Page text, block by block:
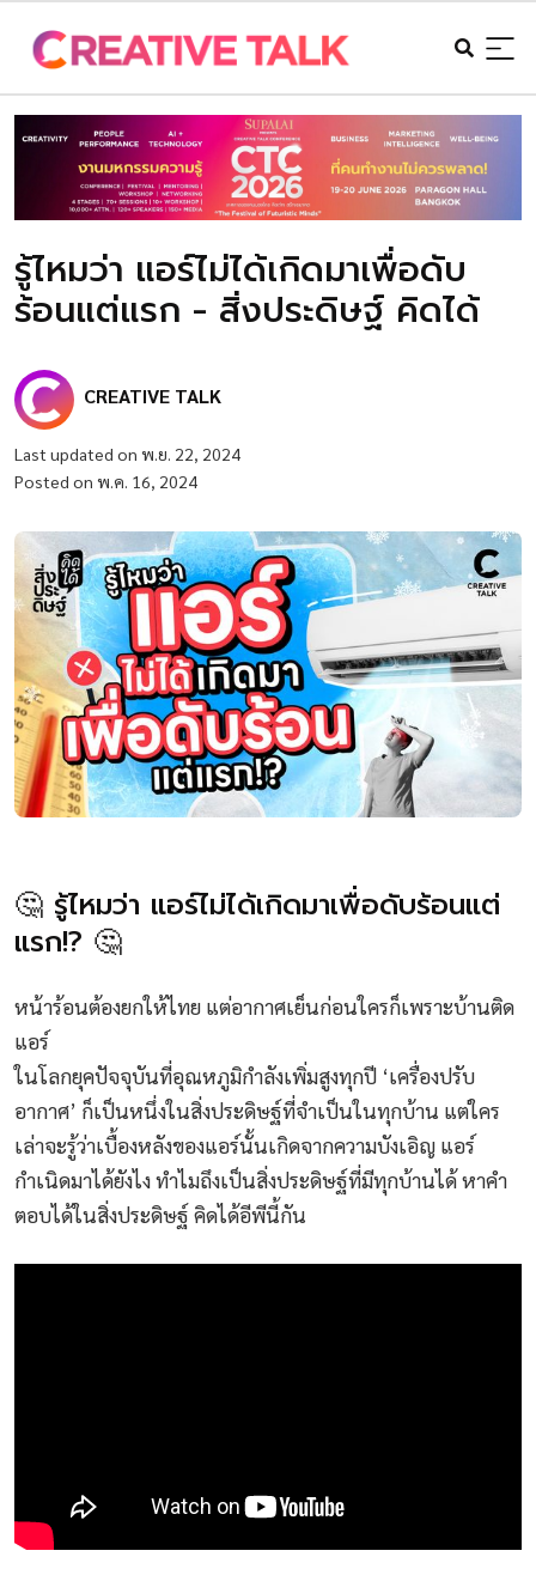
รู้ไหมว่า แอร์ไม่ได้เกิดมาเพื่อดับ
ร้อนแต่แรก - สิ่งประดิษฐ์ คิดได้
CREATIVE TALK
Last updated on พ.ย. 22, 2024
Posted on พ.ค. 16, 2024
🤔 รู้ไหมว่า แอร์ไม่ได้เกิดมาเพื่อดับร้อนแต่
แรก!? 🤔
หน้าร้อนต้องยกให้ไทย แต่อากาศเย็นก่อนใครก็เพราะบ้านติด
แอร์
ในโลกยุคปัจจุบันที่อุณหภูมิกำลังเพิ่มสูงทุกปี ‘เครื่องปรับ
อากาศ’ ก็เป็นหนึ่งในสิ่งประดิษฐ์ที่จำเป็นในทุกบ้าน แต่ใคร
เล่าจะรู้ว่าเบื้องหลังของแอร์นั้นเกิดจากความบังเอิญ แอร์
กำเนิดมาได้ยังไง ทำไมถึงเป็นสิ่งประดิษฐ์ที่มีทุกบ้านได้ หาคำ
ตอบได้ในสิ่งประดิษฐ์ คิดได้อีพีนี้กัน